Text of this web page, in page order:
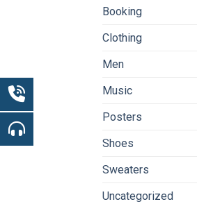
Booking
Clothing
Men
Music
Posters
Shoes
Sweaters
Uncategorized